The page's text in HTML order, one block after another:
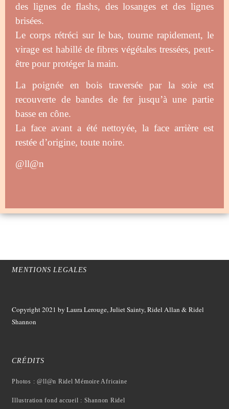
des lignes de flashs, des losanges et des lignes
brisées.
Le corps rétréci sur le bas, tourne rapidement, le
virage est habillé de fibres végétales tressées, peut-
être pour protéger la main.
La poignée en bois traversée par la soie est
recouverte de bandes de fer jusqu’à une partie
basse en cône.
La face avant a été nettoyée, la face arrière est
restée d’origine, toute noire.
@ll@n
MENTIONS LEGALES
Copyright 2021 by Laura Lerouge, Juliet Sainty, Ridel Allan &Ridel
Shannon
CRÉDITS
Photos : @ll@n Ridel Mémoire Africaine
Illustration fond accueil : Shannon Ridel